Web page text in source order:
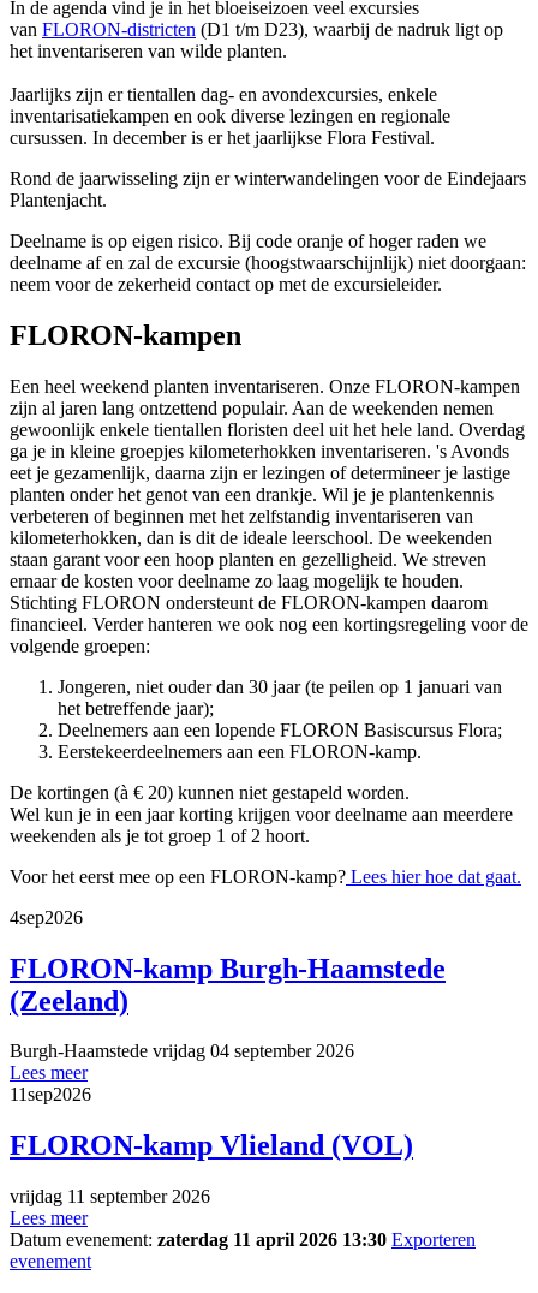
In de agenda vind je in het bloeiseizoen veel excursies
van FLORON-districten (D1 t/m D23), waarbij de nadruk ligt op
het inventariseren van wilde planten.
Jaarlijks zijn er tientallen dag- en avondexcursies, enkele
inventarisatiekampen en ook diverse lezingen en regionale
cursussen. In december is er het jaarlijkse Flora Festival.
Rond de jaarwisseling zijn er winterwandelingen voor de Eindejaars
Plantenjacht.
Deelname is op eigen risico. Bij code oranje of hoger raden we
deelname af en zal de excursie (hoogstwaarschijnlijk) niet doorgaan:
neem voor de zekerheid contact op met de excursieleider.
FLORON-kampen
Een heel weekend planten inventariseren. Onze FLORON-kampen
zijn al jaren lang ontzettend populair. Aan de weekenden nemen
gewoonlijk enkele tientallen floristen deel uit het hele land. Overdag
ga je in kleine groepjes kilometerhokken inventariseren. 's Avonds
eet je gezamenlijk, daarna zijn er lezingen of determineer je lastige
planten onder het genot van een drankje. Wil je je plantenkennis
verbeteren of beginnen met het zelfstandig inventariseren van
kilometerhokken, dan is dit de ideale leerschool. De weekenden
staan garant voor een hoop planten en gezelligheid. We streven
ernaar de kosten voor deelname zo laag mogelijk te houden.
Stichting FLORON ondersteunt de FLORON-kampen daarom
financieel. Verder hanteren we ook nog een kortingsregeling voor de
volgende groepen:
Jongeren, niet ouder dan 30 jaar (te peilen op 1 januari van
het betreffende jaar);
Deelnemers aan een lopende FLORON Basiscursus Flora;
Eerstekeerdeelnemers aan een FLORON-kamp.
De kortingen (à € 20) kunnen niet gestapeld worden.
Wel kun je in een jaar korting krijgen voor deelname aan meerdere
weekenden als je tot groep 1 of 2 hoort.
Voor het eerst mee op een FLORON-kamp? Lees hier hoe dat gaat.
4sep2026
FLORON-kamp Burgh-Haamstede
(Zeeland)
Burgh-Haamstede vrijdag 04 september 2026
Lees meer
11sep2026
FLORON-kamp Vlieland (VOL)
vrijdag 11 september 2026
Lees meer
Datum evenement: zaterdag 11 april 2026 13:30 Exporteren
evenement